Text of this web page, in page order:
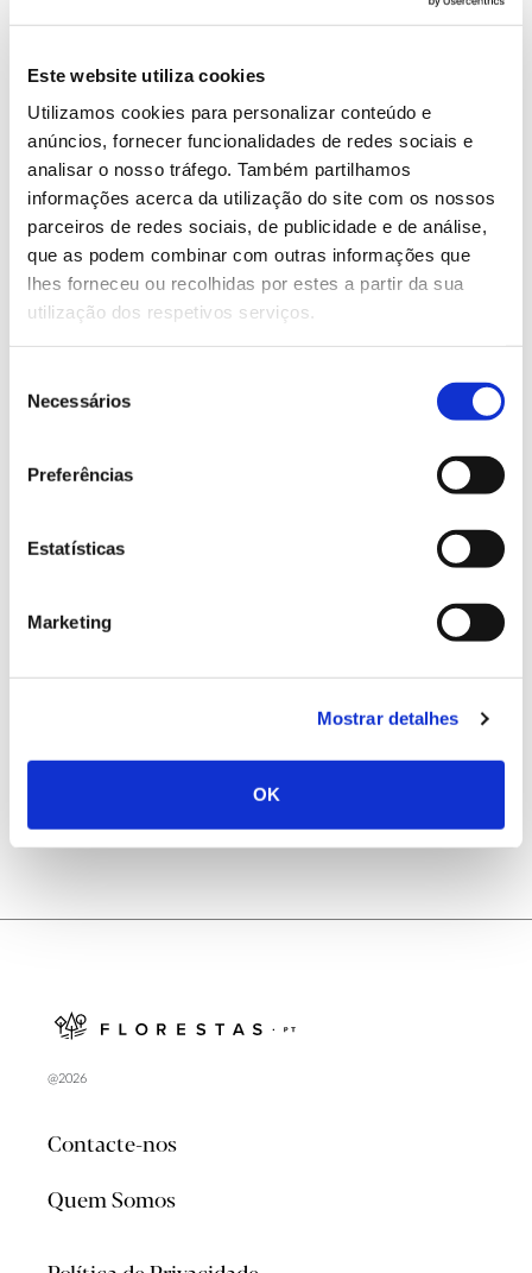
Este website utiliza cookies
Utilizamos cookies para personalizar conteúdo e
anúncios, fornecer funcionalidades de redes sociais e
analisar o nosso tráfego. Também partilhamos
informações acerca da utilização do site com os nossos
parceiros de redes sociais, de publicidade e de análise,
que as podem combinar com outras informações que
lhes forneceu ou recolhidas por estes a partir da sua
utilização dos respetivos serviços.
Necessários
Preferências
Estatísticas
Marketing
Mostrar detalhes
OK
produtos apícolas. A participação é gratuita, mas
requer inscrição prévia.
Saber mais
13.07.2026
Genoma do priolo e de outras espécies em risco:
conhecer para conservar
Registar galhas de Trichi em acácia-das-espigas:
@2026
Contacte-nos
Quem Somos